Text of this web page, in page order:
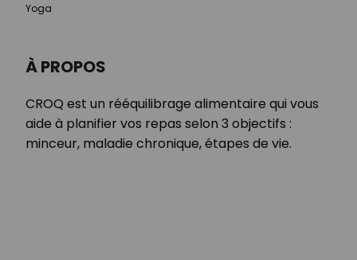
À PROPOS
CROQ est un rééquilibrage alimentaire qui vous
aide à planifier vos repas selon 3 objectifs :
minceur, maladie chronique, étapes de vie.
Yoga